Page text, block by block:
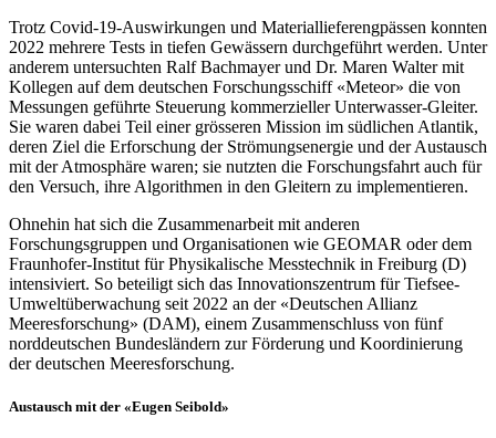
Trotz Covid-19-Auswirkungen und Materiallieferengpässen konnten
2022 mehrere Tests in tiefen Gewässern durchgeführt werden. Unter
anderem untersuchten Ralf Bachmayer und Dr. Maren Walter mit
Kollegen auf dem deutschen Forschungsschiff «Meteor» die von
Messungen geführte Steuerung kommerzieller Unterwasser-Gleiter.
Sie waren dabei Teil einer grösseren Mission im südlichen Atlantik,
deren Ziel die Erforschung der Strömungsenergie und der Austausch
mit der Atmosphäre waren; sie nutzten die Forschungsfahrt auch für
den Versuch, ihre Algorithmen in den Gleitern zu implementieren.
Ohnehin hat sich die Zusammenarbeit mit anderen
Forschungsgruppen und Organisationen wie GEOMAR oder dem
Fraunhofer-Institut für Physikalische Messtechnik in Freiburg (D)
intensiviert. So beteiligt sich das Innovationszentrum für Tiefsee-
Umweltüberwachung seit 2022 an der «Deutschen Allianz
Meeresforschung» (DAM), einem Zusammenschluss von fünf
norddeutschen Bundesländern zur Förderung und Koordinierung
der deutschen Meeresforschung.
Austausch mit der «Eugen Seibold»